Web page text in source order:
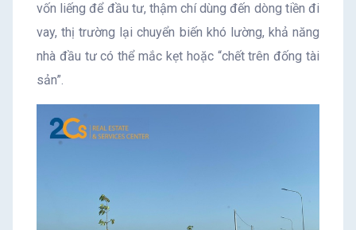
vốn liếng để đầu tư, thậm chí dùng đến dòng tiền đi
vay, thị trường lại chuyển biến khó lường, khả năng
nhà đầu tư có thể mắc kẹt hoặc “chết trên đống tài
sản”.